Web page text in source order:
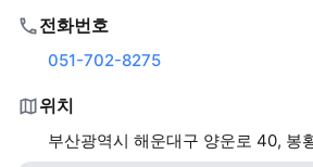
전화번호
051-702-8275
위치
부산광역시 해운대구 양운로 40, 봉